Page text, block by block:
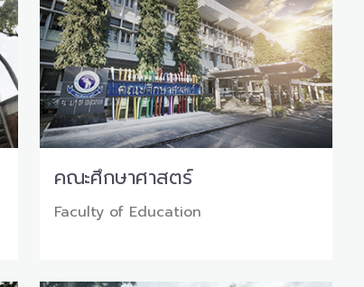
คณะศึกษาศาสตร์
Faculty of Education